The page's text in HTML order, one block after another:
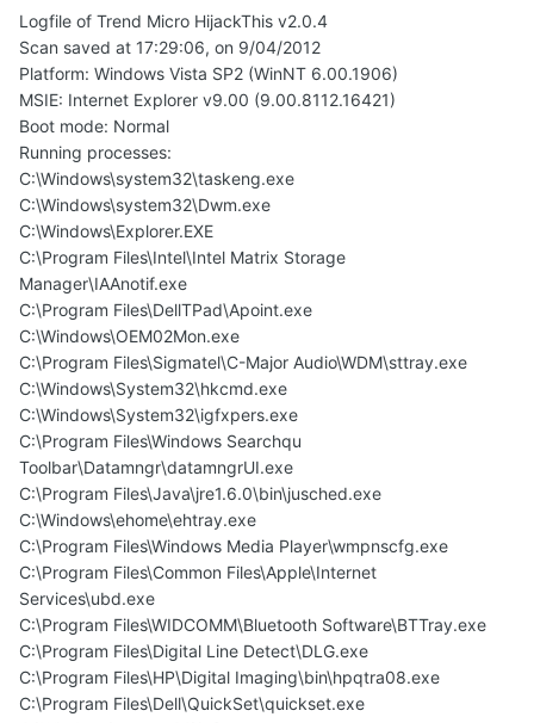
Logfile of Trend Micro HijackThis v2.0.4
Scan saved at 17:29:06, on 9/04/2012
Platform: Windows Vista SP2 (WinNT 6.00.1906)
MSIE: Internet Explorer v9.00 (9.00.8112.16421)
Boot mode: Normal
Running processes:
C:\Windows\system32\taskeng.exe
C:\Windows\system32\Dwm.exe
C:\Windows\Explorer.EXE
C:\Program Files\Intel\Intel Matrix Storage
Manager\IAAnotif.exe
C:\Program Files\DellTPad\Apoint.exe
C:\Windows\OEM02Mon.exe
C:\Program Files\Sigmatel\C-Major Audio\WDM\sttray.exe
C:\Windows\System32\hkcmd.exe
C:\Windows\System32\igfxpers.exe
C:\Program Files\Windows Searchqu
Toolbar\Datamngr\datamngrUI.exe
C:\Program Files\Java\jre1.6.0\bin\jusched.exe
C:\Windows\ehome\ehtray.exe
C:\Program Files\Windows Media Player\wmpnscfg.exe
C:\Program Files\Common Files\Apple\Internet
Services\ubd.exe
C:\Program Files\WIDCOMM\Bluetooth Software\BTTray.exe
C:\Program Files\Digital Line Detect\DLG.exe
C:\Program Files\HP\Digital Imaging\bin\hpqtra08.exe
C:\Program Files\Dell\QuickSet\quickset.exe